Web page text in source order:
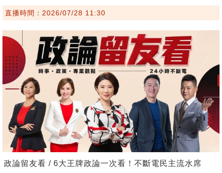
直播時間：2026/07/28 11:30
政論留友看 / 6大王牌政論一次看！不斷電民主流水席